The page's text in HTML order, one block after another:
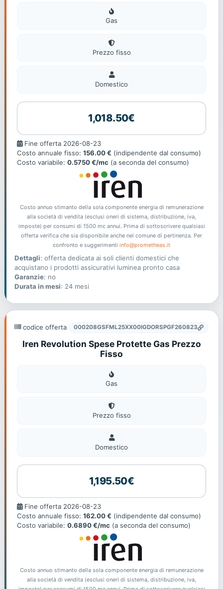
Gas
Gas
Prezzo fisso
Domestico
Domestico
1,018.50€
Fine
offerta
Fine offerta 2026-08-23
Costo annuale fisso: 156.00 € (indipendente dal consumo)
Costo variabile: 0.5750 €/mc (a seconda del consumo)
Costo annuo stimanto della sola componente energia di remunerazione
alla società di vendita (esclusi oneri di sistema, distribuzione, iva,
imposte) per consumi di 1500 mc annui. Prima di sottoscrivere qualsiasi
offerta verifica che sia disponibile anche nel comune di pertinenza. Per
confronto e suggerimenti info@prometheas.it
Dettagli: offerta dedicata ai soli clienti domestici che
acquistano i prodotti assicurativi luminea pronto casa
Garanzie: no
Durata in mesi: 24 mesi
codice offerta 000208GSFML25XX00IGDORSPGF260823
Iren Revolution Spese Protette Gas Prezzo
Fisso
Gas
Gas
Prezzo fisso
Domestico
Domestico
1,195.50€
Fine
offerta
Fine offerta 2026-08-23
Costo annuale fisso: 162.00 € (indipendente dal consumo)
Costo variabile: 0.6890 €/mc (a seconda del consumo)
Costo annuo stimanto della sola componente energia di remunerazione
alla società di vendita (esclusi oneri di sistema, distribuzione, iva,